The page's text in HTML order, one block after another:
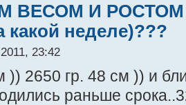
ВЕСОМ И
неделе)???
23:42
)) 2650 гр. 48 см )) и
раньше